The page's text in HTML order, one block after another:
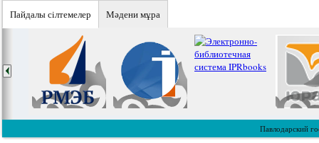
Пайдалы сiлтемелер Мәдени мұра
Павлодарский